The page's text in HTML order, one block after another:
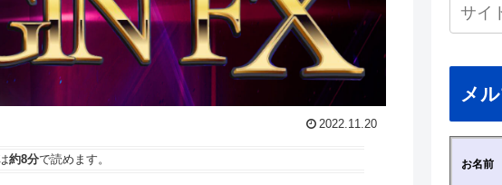
2022.11.20
約8分で読めます。
メ
お名前